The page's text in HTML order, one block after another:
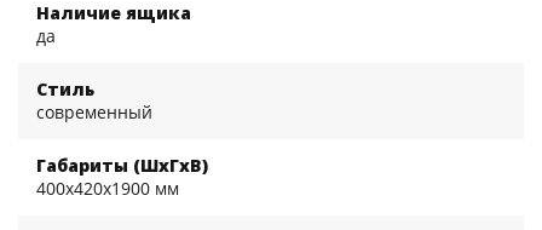
Наличие ящика
да
Стиль
современный
Габариты (ШхГхВ)
400x420x1900 мм